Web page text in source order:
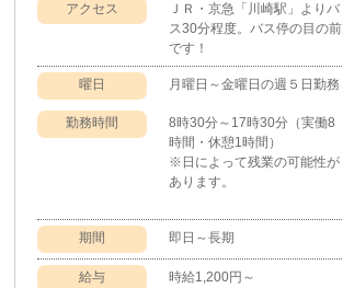
アクセス
ＪＲ・京急「川崎駅」よりバ
ス30分程度。バス停の目の前
です！
曜日 月曜日～金曜日の週５日勤務
勤務時間
8時30分～17時30分（実働8
時間・休憩1時間）
※日によって残業の可能性が
あります。
期間 即日～長期
給与
時給1,200円～